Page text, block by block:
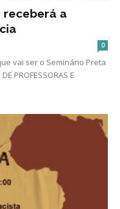
receberá a
0
vai ser o Seminário Preta
PROFESSORAS E